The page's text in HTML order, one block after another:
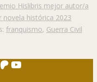
Hislibris mejor autor/a
novela histórica 2023
franquismo, Guerra Civil
YouTube